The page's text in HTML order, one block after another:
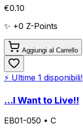
€0.10
✨ +0 Z-Points
Aggiungi al Carrello
⚡ Ultime 1 disponibili!
...I Want to Live!!
EB01-050 • C